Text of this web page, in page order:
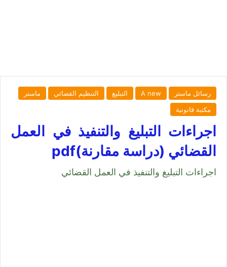
رسائل ماستر A new التبليغ التنظيم القضائي
ماستر
مكتبة قانونية
اجراءات التبليغ والتنفيذ في العمل
القضائي (دراسة مقارنة)pdf
اجراءات التبليغ والتنفيذ في العمل القضائي